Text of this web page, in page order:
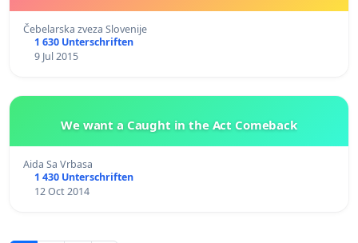
Čebelarska zveza Slovenije
1 630 Unterschriften
9 Jul 2015
We want a Caught in the Act Comeback
Aida Sa Vrbasa
1 430 Unterschriften
12 Oct 2014